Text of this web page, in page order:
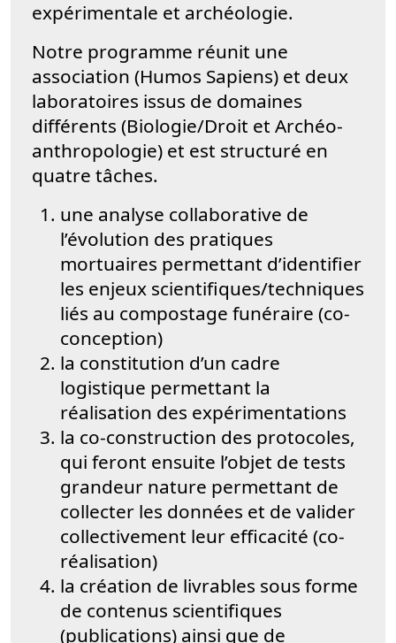
expérimentale et archéologie.
Notre programme réunit une
association (Humos Sapiens) et deux
laboratoires issus de domaines
différents (Biologie/Droit et Archéo-
anthropologie) et est structuré en
quatre tâches.
une analyse collaborative de
l’évolution des pratiques
mortuaires permettant d’identifier
les enjeux scientifiques/techniques
liés au compostage funéraire (co-
conception)
la constitution d’un cadre
logistique permettant la
réalisation des expérimentations
la co-construction des protocoles,
qui feront ensuite l’objet de tests
grandeur nature permettant de
collecter les données et de valider
collectivement leur efficacité (co-
réalisation)
la création de livrables sous forme
de contenus scientifiques
(publications) ainsi que de